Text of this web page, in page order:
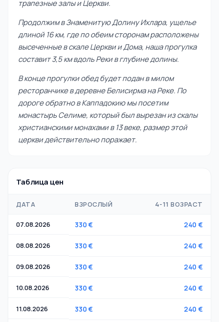
трапезные залы и Церкви.
Продолжим в Знаменитую Долину Ихлара, ущелье
длиной 16 км, где по обеим сторонам расположены
высеченные в скале Церкви и Дома, наша прогулка
составит 3,5 км вдоль Реки в глубине долины.
В конце прогулки обед будет подан в милом
ресторанчике в деревне Белисирма на Реке. По
дороге обратно в Каппадокию мы посетим
монастырь Селиме, который был вырезан из скалы
христианскими монахами в 13 веке, размер этой
церкви действительно поражает.
Таблица цен
ДАТА ВЗРОСЛЫЙ 4-11 ВОЗРАСТ
07.08.2026 330 € 240 €
08.08.2026 330 € 240 €
09.08.2026 330 € 240 €
10.08.2026 330 € 240 €
11.08.2026 330 € 240 €